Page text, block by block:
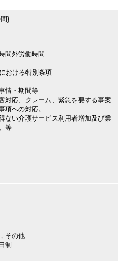
}
間外労働時間
おける特別条項
情・期間等
対応、クレーム、緊急を要する事案
項への対応。
ない介護サービス利用者増加及び業
等
その他
制